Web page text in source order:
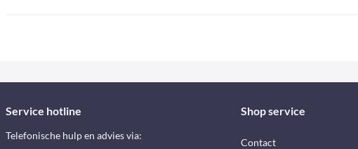
Service hotline
Telefonische hulp en advies via:
Shop service
Contact